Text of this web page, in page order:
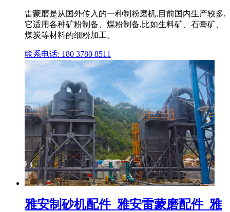
雷蒙磨是从国外传入的一种制粉磨机,目前国内生产较多,
它适用各种矿粉制备、煤粉制备,比如生料矿、石膏矿、
煤炭等材料的细粉加工。
联系电话: 180 3780 8511
雅安制砂机配件_雅安雷蒙磨配件_雅